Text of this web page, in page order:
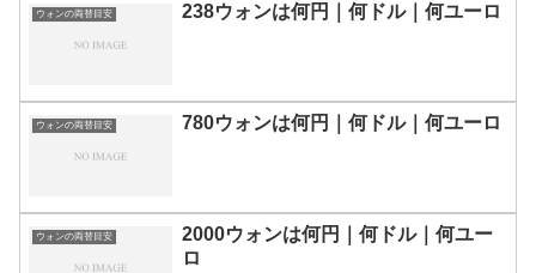
ウォンの両替目安 238ウォンは何円｜何ドル｜何ユーロ
ウォンの両替目安 780ウォンは何円｜何ドル｜何ユーロ
ウォンの両替目安
2000ウォンは何円｜何ドル｜何ユー
ロ